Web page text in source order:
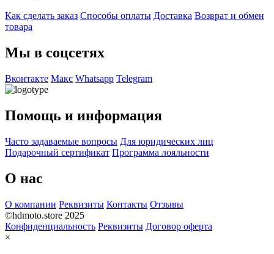
Как сделать заказ Способы оплаты Доставка Возврат и обмен
товара
Мы в соцсетях
Вконтакте Макс Whatsapp Telegram
Помощь и информация
Часто задаваемые вопросы Для юридических лиц
Подарочный сертификат Программа лояльности
О нас
О компании Реквизиты Контакты Отзывы
©hdmoto.store 2025
Конфиденциальность Реквизиты Договор оферта
×